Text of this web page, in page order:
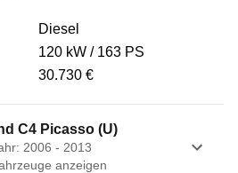
Diesel
120 kW
163 PS
30.730 €
Grand C4 Picasso (U)
2006 - 2013
e anzeigen